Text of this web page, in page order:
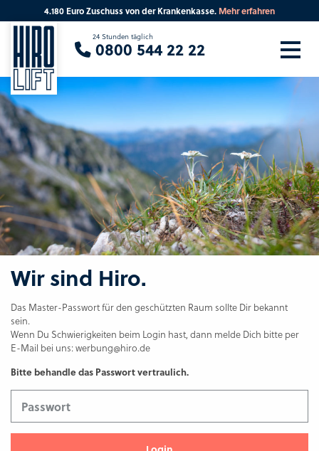
Wir sind Hiro.
Das Master-Passwort für den geschützten Raum sollte Dir bekannt
sein.
Wenn Du Schwierigkeiten beim Login hast, dann melde Dich bitte per
E-Mail bei uns: werbung@hiro.de
Bitte behandle das Passwort vertraulich.
Passwort
4.180 Euro Zuschuss von der Krankenkasse. Mehr erfahren
24 Stunden täglich
0800 544 22 22